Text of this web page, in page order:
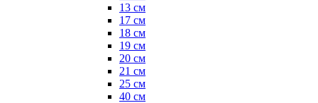
13 см
17 см
18 см
19 см
20 см
21 см
25 см
40 см